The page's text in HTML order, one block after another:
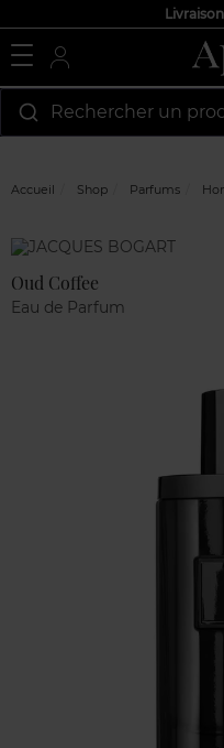
Rechercher un
Accueil Shop Parfums
Marque
Oud Coffee
Eau de Parfum